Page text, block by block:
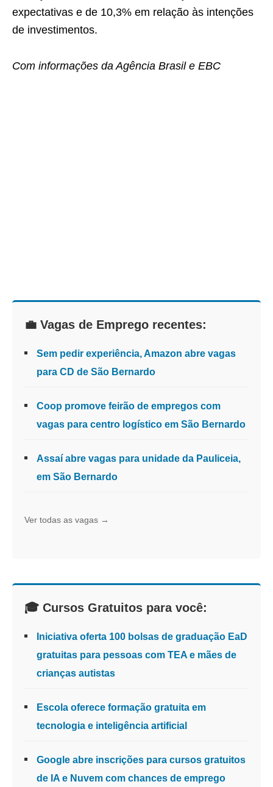
expectativas e de 10,3% em relação às intenções
de investimentos.
Com informações da Agência Brasil e EBC
💼 Vagas de Emprego recentes:
Sem pedir experiência, Amazon abre vagas
para CD de São Bernardo
Coop promove feirão de empregos com
vagas para centro logístico em São Bernardo
Assaí abre vagas para unidade da Pauliceia,
em São Bernardo
Ver todas as vagas →
🎓 Cursos Gratuitos para você:
Iniciativa oferta 100 bolsas de graduação EaD
gratuitas para pessoas com TEA e mães de
crianças autistas
Escola oferece formação gratuita em
tecnologia e inteligência artificial
Google abre inscrições para cursos gratuitos
de IA e Nuvem com chances de emprego